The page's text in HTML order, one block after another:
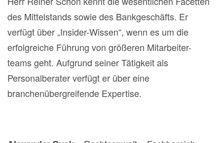
des Mittelstands sowie des Bankgeschäfts. Er
verfügt über „Insider-Wissen“, wenn es um die
erfolgreiche Führung von größeren Mitarbeiter-
teams geht. Aufgrund seiner Tätigkeit als
Personalberater verfügt er über eine
branchenübergreifende Expertise.